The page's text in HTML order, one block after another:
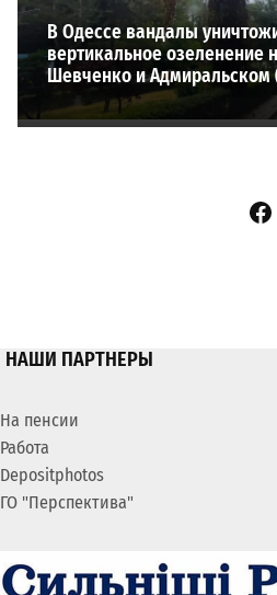
В Одессе вандалы
вертикальное озеленение
Шевченко и
НАШИ ПАРТНЕРЫ
На пенсии
Работа
Depositphotos
ГО "Перспектива"